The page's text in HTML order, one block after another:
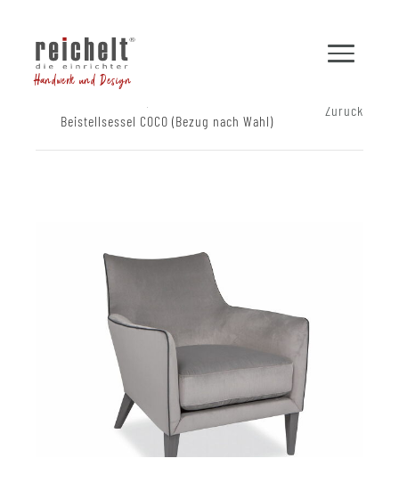
Handwerk und Design
Beistellsessel COCO (Bezug nach Wahl)
Zurück